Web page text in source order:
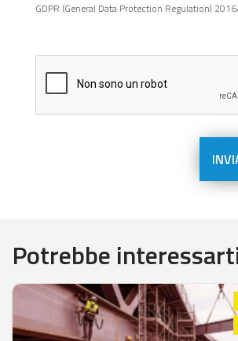
GDPR (General Data Protection Regulation)
Potrebbe